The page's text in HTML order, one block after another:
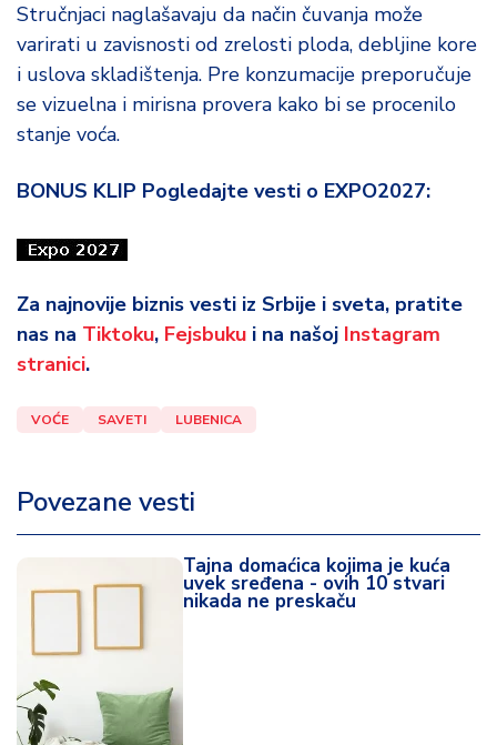
Stručnjaci naglašavaju da način čuvanja može
varirati u zavisnosti od zrelosti ploda, debljine kore
i uslova skladištenja. Pre konzumacije preporučuje
se vizuelna i mirisna provera kako bi se procenilo
stanje voća.
BONUS KLIP Pogledajte vesti o EXPO2027:
Za najnovije biznis vesti iz Srbije i sveta, pratite
nas na Tiktoku, Fejsbuku i na našoj Instagram
stranici.
VOĆE SAVETI LUBENICA
Povezane vesti
Tajna domaćica kojima je kuća
uvek sređena - ovih 10 stvari
nikada ne preskaču